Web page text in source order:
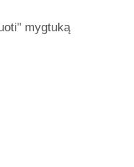
mygtuką